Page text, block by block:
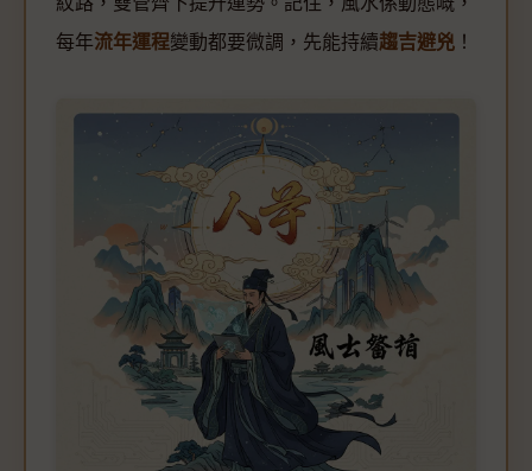
每年流年運程變動都要微調，先能持續趨吉避兇 ！